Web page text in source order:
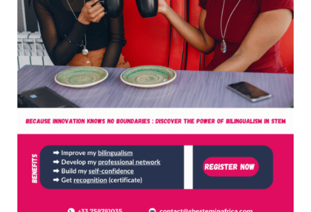
barrières
linguistiques
!